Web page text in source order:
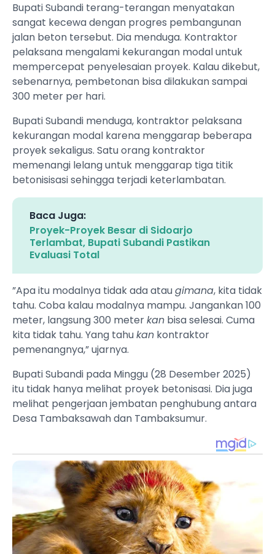
Bupati Subandi terang-terangan menyatakan
sangat kecewa dengan progres pembangunan
jalan beton tersebut. Dia menduga. Kontraktor
pelaksana mengalami kekurangan modal untuk
mempercepat penyelesaian proyek. Kalau dikebut,
sebenarnya, pembetonan bisa dilakukan sampai
300 meter per hari.
Bupati Subandi menduga, kontraktor pelaksana
kekurangan modal karena menggarap beberapa
proyek sekaligus. Satu orang kontraktor
memenangi lelang untuk menggarap tiga titik
betonisisasi sehingga terjadi keterlambatan.
Baca Juga:
Proyek-Proyek Besar di Sidoarjo
Terlambat, Bupati Subandi Pastikan
Evaluasi Total
”Apa itu modalnya tidak ada ataugimana, kita tidak
tahu. Coba kalau modalnya mampu. Jangankan 100
meter, langsung 300 meterkan bisa selesai. Cuma
kita tidak tahu. Yang tahukan kontraktor
pemenangnya,” ujarnya.
Bupati Subandi pada Minggu (28 Desember 2025)
itu tidak hanya melihat proyek betonisasi. Dia juga
melihat pengerjaan jembatan penghubung antara
Desa Tambaksawah dan Tambaksumur.